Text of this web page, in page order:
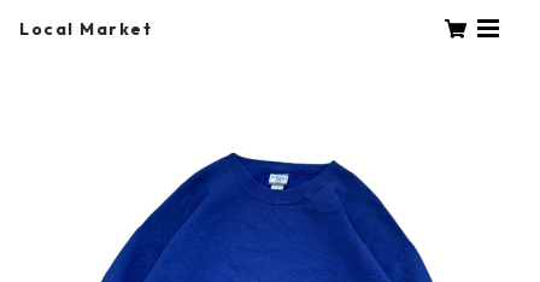
Local Market